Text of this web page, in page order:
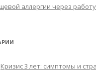
аллергии через
Кризис 3 лет: симптомы и